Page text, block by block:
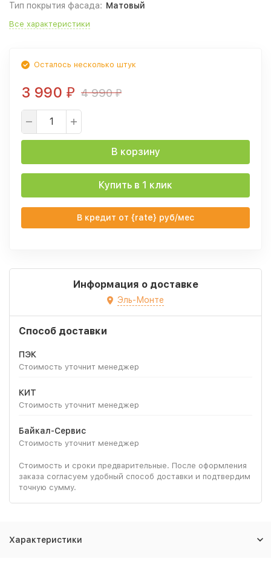
Тип покрытия фасада: Матовый
Все характеристики
Осталось несколько штук
3 990 ₽ 4 990₽
В корзину
Купить в 1 клик
В кредит от {rate} руб/мес
Информация о доставке
Эль-Монте
Способ доставки
ПЭК
Стоимость уточнит менеджер
КИТ
Стоимость уточнит менеджер
Байкал-Сервис
Стоимость уточнит менеджер
Стоимость и сроки предварительные. После оформления
заказа согласуем удобный способ доставки и подтвердим
точную сумму.
Характеристики